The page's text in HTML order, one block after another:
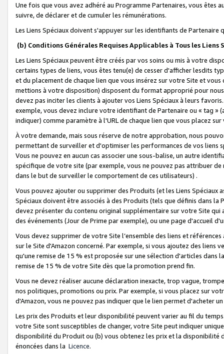
Une fois que vous avez adhéré au Programme Partenaires, vous êtes
suivre, de déclarer et de cumuler les rémunérations.
Les Liens Spéciaux doivent s'appuyer sur les identifiants de Partenaire
(b) Conditions Générales Requises Applicables à Tous les Liens
Les Liens Spéciaux peuvent être créés par vos soins ou mis à votre
certains types de liens, vous êtes tenu(e) de cesser d'afficher lesdits
et du placement de chaque lien que vous insérez sur votre Site et
mettions à votre disposition) disposent du format approprié pour
devez pas inciter les clients à ajouter vos Liens Spéciaux à leurs
exemple, vous devez inclure votre identifiant de Partenaire ou « tag
indiquer) comme paramètre à l'URL de chaque lien que vous placez
À votre demande, mais sous réserve de notre approbation, nous
permettant de surveiller et d'optimiser les performances de vos liens
Vous ne pouvez en aucun cas associer une sous-balise, un autre
spécifique de votre site (par exemple, vous ne pouvez pas attribuer
dans le but de surveiller le comportement de ces utilisateurs) .
Vous pouvez ajouter ou supprimer des Produits (et les Liens
Spéciaux doivent être associés à des Produits (tels que définis dans
devez présenter du contenu original supplémentaire sur votre Site qui
des événements (Jour de Prime par exemple), ou une page d'accueil
Vous devez supprimer de votre Site l’ensemble des liens et
sur le Site d'Amazon concerné. Par exemple, si vous ajoutez des
qu'une remise de 15 % est proposée sur une sélection d'articles
remise de 15 % de votre Site dès que la promotion prend fin.
Vous ne devez réaliser aucune déclaration inexacte, trop vague,
nos politiques, promotions ou prix. Par exemple, si vous placez sur
d'Amazon, vous ne pouvez pas indiquer que le lien permet d'acheter
Les prix des Produits et leur disponibilité peuvent varier au fil du
votre Site sont susceptibles de changer, votre Site peut indiquer
disponibilité du Produit ou (b) vous obtenez les prix et la disponibilité
énoncées dans la Licence.